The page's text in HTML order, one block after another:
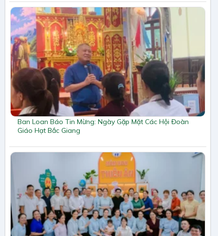
Ban Loan Báo Tin Mừng: Ngày Gặp Mặt Các Hội Đoàn
Giáo Hạt Bắc Giang